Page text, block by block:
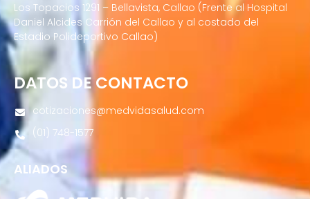
Los Topacios 1291 – Bellavista, Callao (Frente al Hospital
Daniel Alcides Carrión del Callao y al costado del
Estadio Polideportivo Callao)
DATOS DE CONTACTO
cotizaciones@medvidasalud.com
(01) 748-1577
ALIADOS